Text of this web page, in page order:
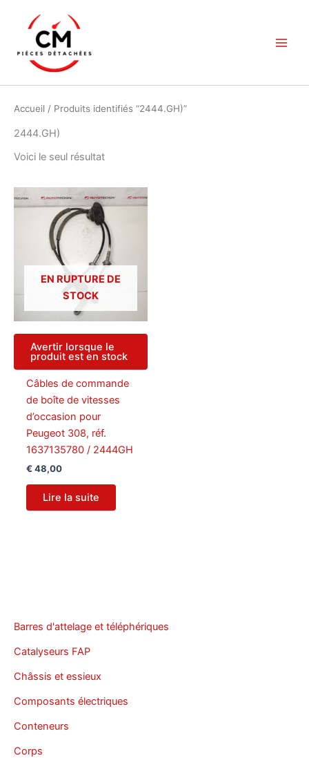
contenu
Barres d'attelage et téléphériques
Catalyseurs FAP
Châssis et essieux
Composants électriques
Conteneurs
Corps
Accueil / Produits identifiés “2444.GH)”
2444.GH)
Voici le seul résultat
EN RUPTURE DE
STOCK
Avertir lorsque le
produit est en stock
Câbles de commande
de boîte de vitesses
d’occasion pour
Peugeot 308, réf.
1637135780 / 2444GH
€ 48,00
Lire la suite